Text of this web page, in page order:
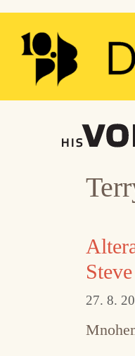
Přeskočit
obsah
27. 8.